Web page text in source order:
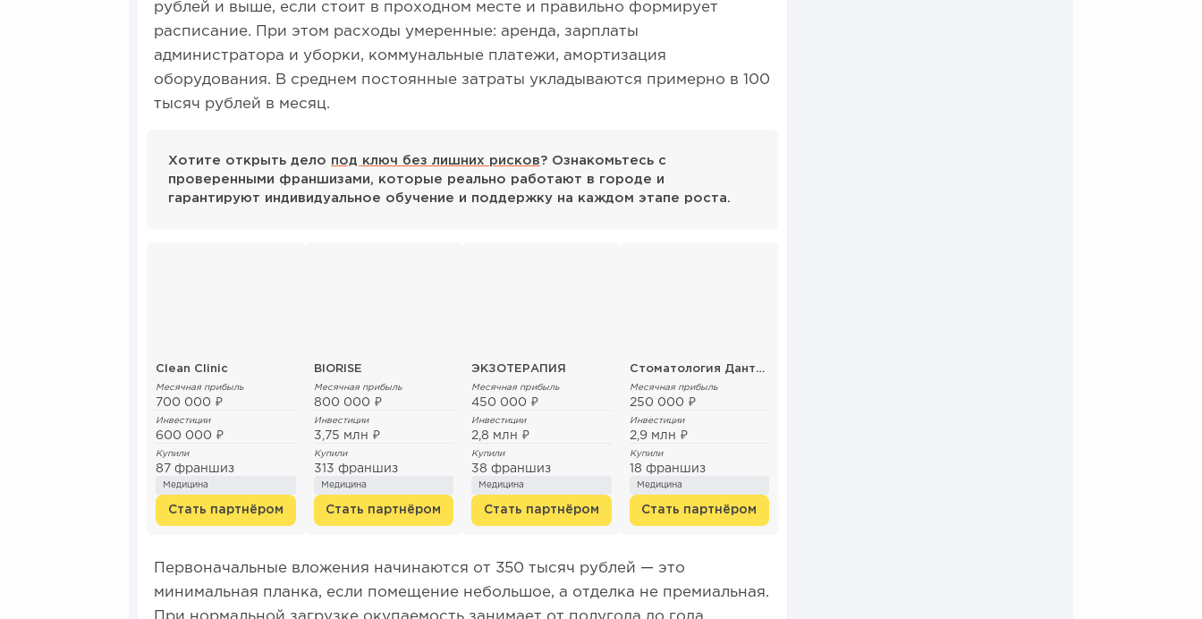
рублей и выше, если стоит в проходном месте и правильно формирует
расписание. При этом расходы умеренные: аренда, зарплаты
администратора и уборки, коммунальные платежи, амортизация
оборудования. В среднем постоянные затраты укладываются примерно в 100
тысяч рублей в месяц.
Хотите открыть дело под ключ без лишних рисков? Ознакомьтесь с
проверенными франшизами, которые реально работают в городе и
гарантируют индивидуальное обучение и поддержку на каждом этапе роста.
Clean Clinic
Месячная прибыль
700 000 ₽
Инвестиции
600 000 ₽
Купили
87 франшиз
Медицина
Стать партнёром
BIORISE
Месячная прибыль
800 000 ₽
Инвестиции
3,75 млн ₽
Купили
313 франшиз
Медицина
Стать партнёром
ЭКЗОТЕРАПИЯ
Месячная прибыль
450 000 ₽
Инвестиции
2,8 млн ₽
Купили
38 франшиз
Медицина
Стать партнёром
Стоматология ДантистЪ
Месячная прибыль
250 000 ₽
Инвестиции
2,9 млн ₽
Купили
18 франшиз
Медицина
Стать партнёром
Первоначальные вложения начинаются от 350 тысяч рублей — это
минимальная планка, если помещение небольшое, а отделка не премиальная.